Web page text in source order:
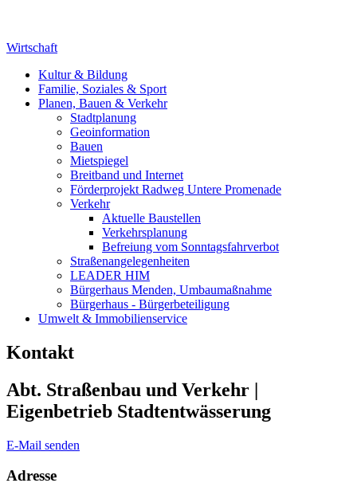
Wirtschaft
Kultur & Bildung
Familie, Soziales & Sport
Planen, Bauen & Verkehr
Stadtplanung
Geoinformation
Bauen
Mietspiegel
Breitband und Internet
Förderprojekt Radweg Untere Promenade
Verkehr
Aktuelle Baustellen
Verkehrsplanung
Befreiung vom Sonntagsfahrverbot
Straßenangelegenheiten
LEADER HIM
Bürgerhaus Menden, Umbaumaßnahme
Bürgerhaus - Bürgerbeteiligung
Umwelt & Immobilienservice
Kontakt
Abt. Straßenbau und Verkehr |
Eigenbetrieb Stadtentwässerung
E-Mail senden
Adresse